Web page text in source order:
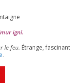
igni.
le feu. Étrange, fas­ci­nant
.